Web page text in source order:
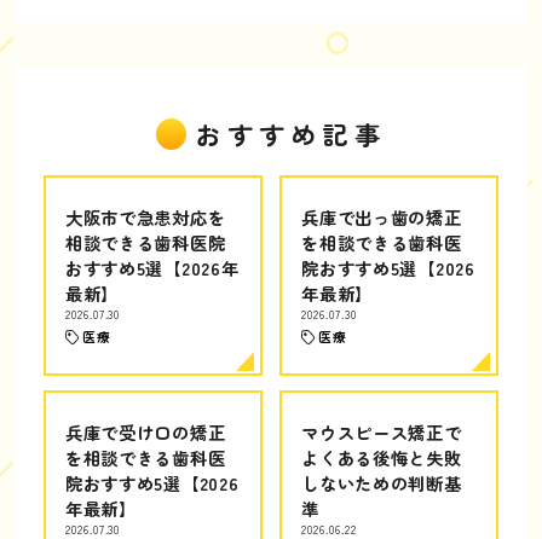
おすすめ記事
大阪市で急患対応を
相談できる歯科医院
おすすめ5選【2026年
最新】
2026.07.30
医療
兵庫で出っ歯の矯正
を相談できる歯科医
院おすすめ5選【2026
年最新】
2026.07.30
医療
兵庫で受け口の矯正
を相談できる歯科医
院おすすめ5選【2026
年最新】
2026.07.30
マウスピース矯正で
よくある後悔と失敗
しないための判断基
準
2026.06.22